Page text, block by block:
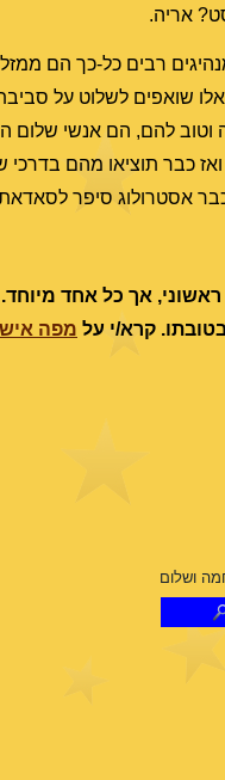
אריה.
רבים כל-כך הם
שואפים לשלוט על
להם, הם אנשי שלום
כבר תוציאו מהם
אסטרולוג סיפר
ראשוני, אך כל אחד
קרא/י על מפה
ושלום